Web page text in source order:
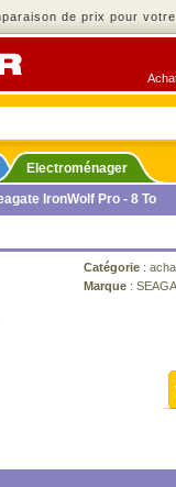
de prix pour votre
Electroménager
IronWolf Pro - 8 To
Catégorie :
Marque :